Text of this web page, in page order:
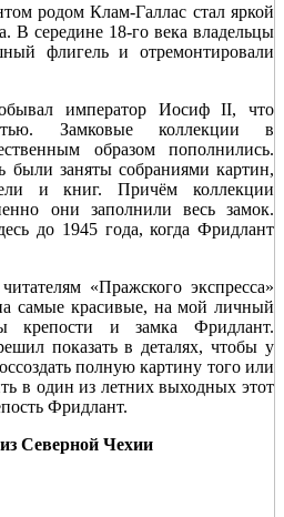
родом Клам-Галлас стал яркой
В середине 18‑го века владельцы
флигель и отремонтировали
император Иосиф II, что
Замковые коллекции в
образом пополнились.
были заняты собраниями картин,
и книг. Причём коллекции
они заполнили весь замок.
до 1945 года, когда Фридлант
«Пражского экспресса»
самые красивые, на мой личный
крепости и замка Фридлант.
показать в деталях, чтобы у
полную картину того или
в один из летних выходных этот
Фридлант.
Северной Чехии